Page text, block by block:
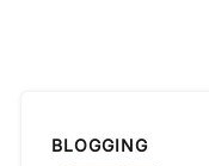
BLOGGING